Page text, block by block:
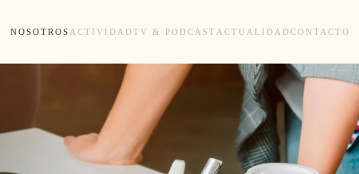
NOSOTROS ACTIVIDADTV & PODCAST ACTUALIDADCONTACTO